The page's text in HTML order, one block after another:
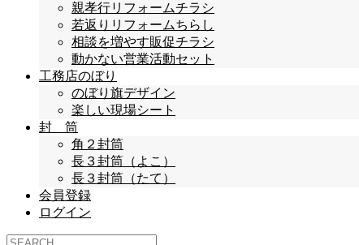
親孝行リフォームチラシ
若返りリフォームちらし
相談を増やす販促チラシ
動かない営業活動セット
工務店のぼり
のぼり旗デザイン
楽しい現場シート
封 筒
角２封筒
長３封筒（よこ）
長３封筒（たて）
会員登録
ログイン